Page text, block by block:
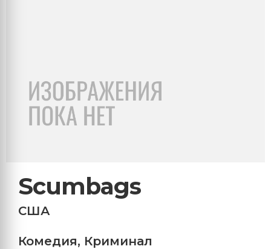
Scumbags
США
Комедия, Криминал